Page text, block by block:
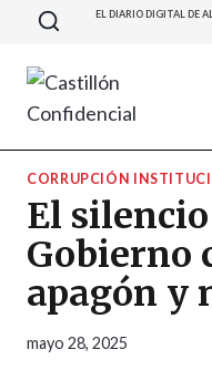
Saltar
contenido
EL DIARIO DIGITAL DE
CORRUPCIÓN
El
Gobierno
apagón y
mayo 28, 2025